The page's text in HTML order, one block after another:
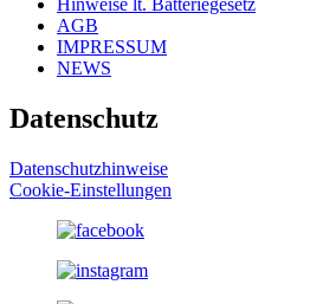
Hinweise lt. Batteriegesetz
AGB
IMPRESSUM
NEWS
Datenschutz
Datenschutzhinweise
Cookie-Einstellungen